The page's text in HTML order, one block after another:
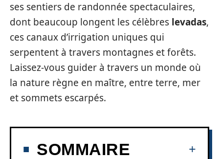
ses sentiers de randonnée spectaculaires,
dont beaucoup longent les célèbres levadas,
ces canaux d’irrigation uniques qui
serpentent à travers montagnes et forêts.
Laissez-vous guider à travers un monde où
la nature règne en maître, entre terre, mer
et sommets escarpés.
SOMMAIRE